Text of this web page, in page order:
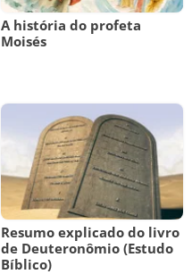
A história do profeta
Moisés
Resumo explicado do livro
de Deuteronômio (Estudo
Bíblico)